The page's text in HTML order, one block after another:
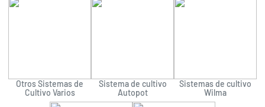
Otros Sistemas de
Cultivo Varios
Sistema de cultivo
Autopot
Sistemas de cultivo
Wilma